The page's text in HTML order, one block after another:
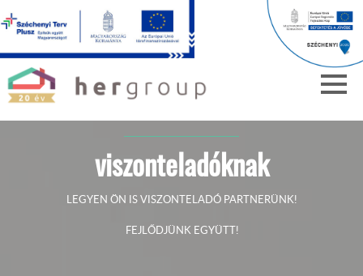
viszonteladóknak
LEGYEN ÖN IS VISZONTELADÓ PARTNERÜNK!
FEJLŐDJÜNK EGYÜTT!